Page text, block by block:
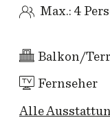
Max.: 4
Balkon/
Fernseher
Alle